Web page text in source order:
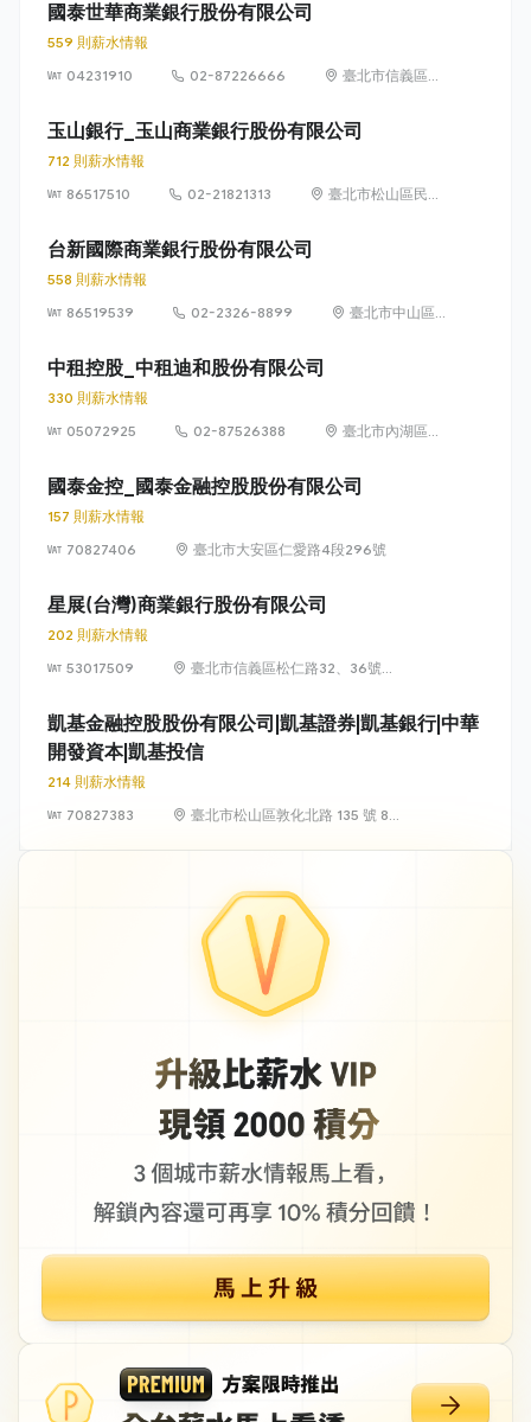
國泰世華商業銀行股份有限公司
559 則薪水情報
04231910
02-87226666
臺北市信義區松
玉山銀行_玉山商業銀行股份有限公司
712 則薪水情報
86517510
02-21821313
臺北市松山區民生
台新國際商業銀行股份有限公司
558 則薪水情報
86519539
02-2326-8899
臺北市中山區
中租控股_中租迪和股份有限公司
330 則薪水情報
05072925
02-87526388
臺北市內湖區瑞
至12樓
國泰金控_國泰金融控股股份有限公司
157 則薪水情報
70827406
臺北市大安區仁愛路4段296號
星展(台灣)商業銀行股份有限公司
202 則薪水情報
53017509
臺北市信義區松仁路32、36號
凱基金融控股股份有限公司|凱基證券|凱基銀行|中華
開發資本|凱基投信
214 則薪水情報
70827383
臺北市松山區敦化北路 135 號 8、